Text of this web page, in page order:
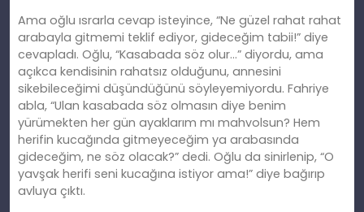
Ama oğlu ısrarla cevap isteyince, “Ne güzel rahat rahat
arabayla gitmemi teklif ediyor, gideceğim tabii!” diye
cevapladı. Oğlu, “Kasabada söz olur…” diyordu, ama
açıkca kendisinin rahatsız olduğunu, annesini
sikebileceğimi düşündüğünü söyleyemiyordu. Fahriye
abla, “Ulan kasabada söz olmasın diye benim
yürümekten her gün ayaklarım mı mahvolsun? Hem
herifin kucağında gitmeyeceğim ya arabasında
gideceğim, ne söz olacak?” dedi. Oğlu da sinirlenip, “O
yavşak herifi seni kucağına istiyor ama!” diye bağırıp
avluya çıktı.